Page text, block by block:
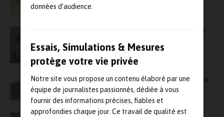
données d’audience.
Essais, Simulations & Mesures
protège votre vie privée
Notre site vous propose un contenu élaboré par une
équipe de journalistes passionnés, dédiée à vous
fournir des informations précises, fiables et
approfondies chaque jour. Ce travail de qualité est
Un nouvel outil innovant de calcul de la durée
Le LNE organise son 11e forum de l’emballage
le 9 juin 2016